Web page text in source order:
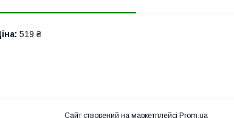
519 ₴
Сайт створений на маркетплейсі Prom.ua